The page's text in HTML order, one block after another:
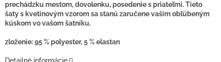
prechádzku mestom, dovolenku, posedenie s priateľmi. Tieto
šaty s kvetinovým vzorom sa stanú zaručene vašim obľúbeným
kúskom vo vašom šatníku.
zloženie: 95 % polyester, 5 % elastan